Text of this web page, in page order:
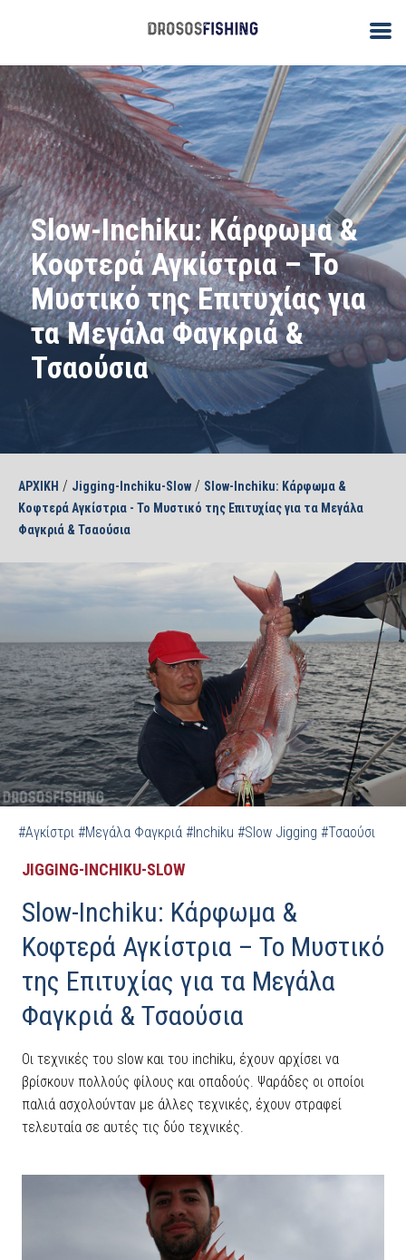
Slow-Inchiku: Κάρφωμα &
Κοφτερά Αγκίστρια – Το
Μυστικό της Επιτυχίας για
τα Μεγάλα Φαγκριά &
Τσαούσια
ΑΡΧΙΚΗ / Jigging-Inchiku-Slow / Slow-Inchiku: Κάρφωμα &
Κοφτερά Αγκίστρια - Το Μυστικό της Επιτυχίας για τα Μεγάλα
Φαγκριά & Τσαούσια
#Αγκίστρι #Μεγάλα Φαγκριά #Inchiku #Slow Jigging #Τσαούσι
JIGGING-INCHIKU-SLOW
Slow-Inchiku: Κάρφωμα &
Κοφτερά Αγκίστρια – Το Μυστικό
της Επιτυχίας για τα Μεγάλα
Φαγκριά & Τσαούσια
Οι τεχνικές του slow και του inchiku, έχουν αρχίσει να
βρίσκουν πολλούς φίλους και οπαδούς. Ψαράδες οι οποίοι
παλιά ασχολούνταν με άλλες τεχνικές, έχουν στραφεί
τελευταία σε αυτές τις δύο τεχνικές.